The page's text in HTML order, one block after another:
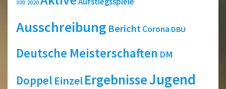
300 2020
Ausschreibung BerichtCorona DBU
Deutsche Meisterschaften DM
Doppel EinzelErgebnisseJugend